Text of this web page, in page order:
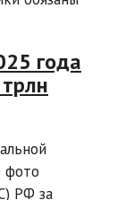
года
фото
РФ за